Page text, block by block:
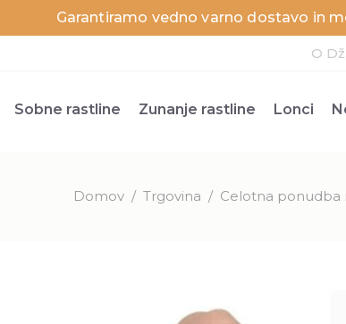
Garantiramo vedno varno dostavo in
O
Sobne rastline Zunanje rastline Lonci
Domov / Trgovina / Celotna ponudba